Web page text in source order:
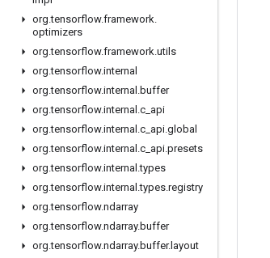
org.tensorflow.framework.
optimizers
org.tensorflow.framework.utils
org.tensorflow.internal
org.tensorflow.internal .buffer
org.tensorflow.internal .c api
org.tensorflow.internal .c api.global
org.tensorflow.internal .c api.presets
org.tensorflow.internal .types
org.tensorflow.internal .types.registry
org.tensorflow.ndarray
org.tensorflow.ndarray.buffer
org.tensorflow.ndarray.buffer. layout